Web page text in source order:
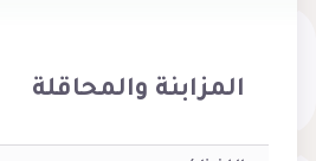
المزابنة والمحاقلة